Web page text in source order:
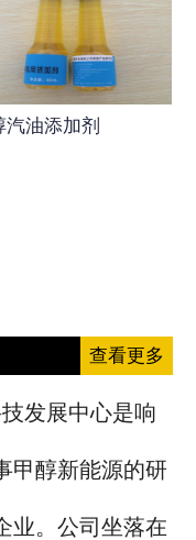
汽油添加剂
查看更多
发展中心是响
甲醇新能源的研
业。公司坐落在